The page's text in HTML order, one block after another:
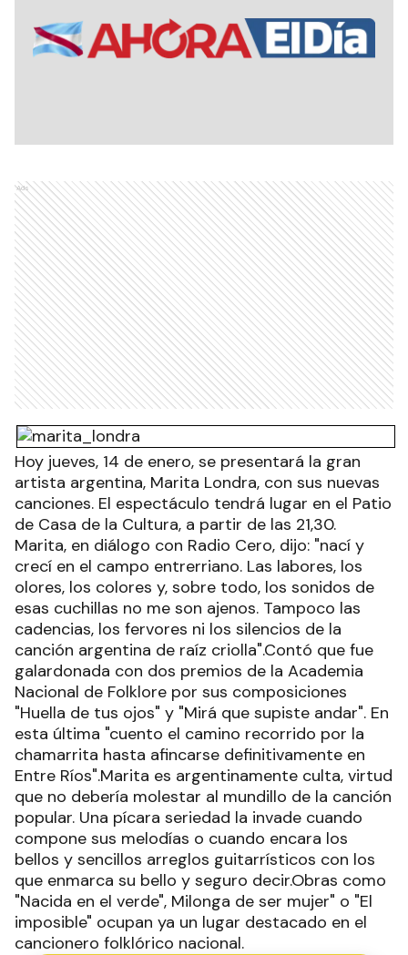
Ads
Hoy jueves, 14 de enero, se presentará la gran
artista argentina, Marita Londra, con sus nuevas
canciones. El espectáculo tendrá lugar en el Patio
de Casa de la Cultura, a partir de las 21,30.
Marita, en diálogo con Radio Cero, dijo: "nací y
crecí en el campo entrerriano. Las labores, los
olores, los colores y, sobre todo, los sonidos de
esas cuchillas no me son ajenos. Tampoco las
cadencias, los fervores ni los silencios de la
canción argentina de raíz criolla".Contó que fue
galardonada con dos premios de la Academia
Nacional de Folklore por sus composiciones
"Huella de tus ojos" y "Mirá que supiste andar". En
esta última "cuento el camino recorrido por la
chamarrita hasta afincarse definitivamente en
Entre Ríos".Marita es argentinamente culta, virtud
que no debería molestar al mundillo de la canción
popular. Una pícara seriedad la invade cuando
compone sus melodías o cuando encara los
bellos y sencillos arreglos guitarrísticos con los
que enmarca su bello y seguro decir.Obras como
"Nacida en el verde", Milonga de ser mujer" o "El
imposible" ocupan ya un lugar destacado en el
cancionero folklórico nacional.